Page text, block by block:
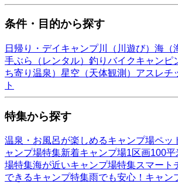
条件・目的から探す
日帰り・デイキャンプ川（川遊び） 海（
手ぶら（レンタル） 釣り バイクキャンピ
ち寄り温泉） 星空（天体観測） アスレチ
ト
特集から探す
温泉・お風呂が楽しめるキャンプ場ペッ
ャンプ場特集新着キャンプ場1区画100
場特集海が近いキャンプ場特集スマート
できるキャンプ特集雨でも安心！キャン